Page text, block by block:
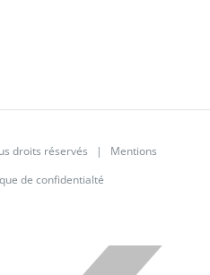
droits réservés | Mentions
de confidentialté